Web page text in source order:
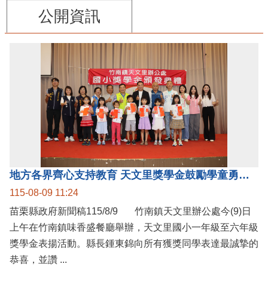
公開資訊
地方各界齊心支持教育 天文里獎學金鼓勵學童勇敢追夢
115-08-09 11:24
苗栗縣政府新聞稿115/8/9 竹南鎮天文里辦公處今(9)日
上午在竹南鎮味香盛餐廳舉辦，天文里國小一年級至六年級
獎學金表揚活動。縣長鍾東錦向所有獲獎同學表達最誠摯的
恭喜，並讚 ...